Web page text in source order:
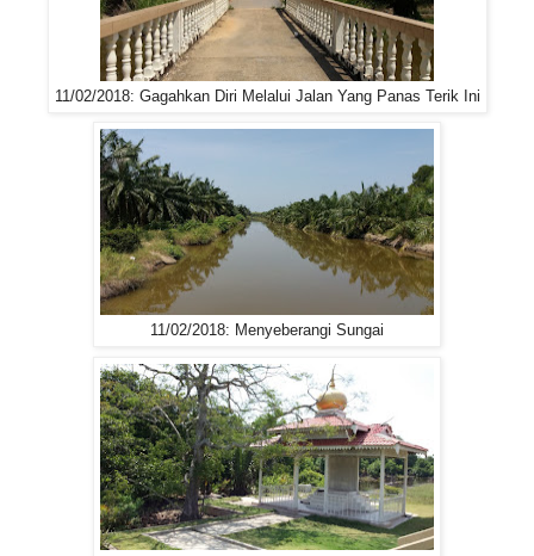
11/02/2018: Gagahkan Diri Melalui Jalan Yang Panas Terik Ini
11/02/2018: Menyeberangi Sungai